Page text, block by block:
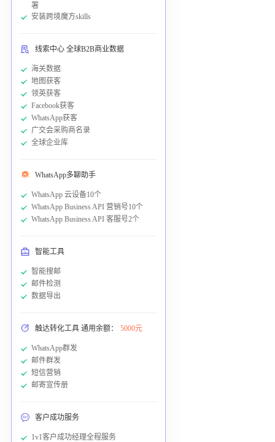
署
安装跨境魔方skills
线索中心 全球B2B商业数据
海关数据
地图获客
领英获客
Facebook获客
WhatsApp获客
广交会采购商名录
全球企业库
WhatsApp多聊助手
WhatsApp 云设备10个
WhatsApp Business API 营销号10个
WhatsApp Business API 客服号2个
智能工具
智能搜邮
邮件检测
数据导出
触达转化工具 通用余额： 5000元
WhatsApp群发
邮件群发
短信营销
邮寄宣传册
客户成功服务
1v1客户成功经理全程服务